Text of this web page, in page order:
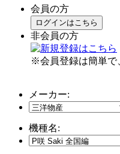
会員の方
ログインはこちら
非会員の方
※会員登録は簡単で
メーカー:
機種名: